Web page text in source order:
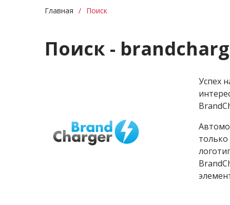
Главная Поиск
Поиск -
Успех